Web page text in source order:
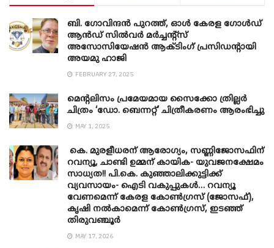
ബി. ​ഗോവിന്ദൻ പുറത്ത്, ഓൾ കേരള ഗോൾഡ്
ആൻഡ് സിൽവർ മർച്ചന്റ്സ്
അസോസിയേഷൻ ആക്ടിംഗ് പ്രസിഡന്റായി
അയമു ഹാജി
FEBRUARY 27, 2025
മെന്‍റലിസം പ്രമേയമായ സൈക്കോ ത്രില്ലർ
ചിത്രം ‘ഡോ. ബെന്നറ്റ്’ ചിത്രീകരണം ആരംഭിച്ചു
MAY 1, 2025
കെ. മുരളീധരന് ആരോഗ്യം, സണ്ണിജോസഫിന്
റവന്യൂ, ചാണ്ടി ഉമ്മന് കായിക- യുവജനക്ഷേമം
സാധ്യത!! പി.കെ. കുഞ്ഞാലിക്കുട്ടിക്ക്
വ്യവസായം- ഐടി വകുപ്പുകൾ… റവന്യൂ
വേണമെന്ന് കേരള കോൺഗ്രസ് (ജോസഫ്),
കൃഷി നൽകാമെന്ന് കോൺഗ്രസ്, ഇടഞ്ഞ്
തിരുവഞ്ചൂർ
MAY 17, 2026